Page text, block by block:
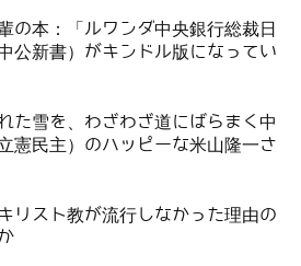
の本：「ルワンダ中央銀行総裁日
公新書）がキンドル版になってい
た雪を、わざわざ道にばらまく中
憲民主）のハッピーな米山隆一さ
リスト教が流行しなかった理由の